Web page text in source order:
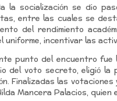
la socialización se dio
entre las cuales se
del rendimiento
uniforme, incentivar las
punto del encuentro
del voto secreto, eligió la
Finalizadas las
Mancera Palacios,